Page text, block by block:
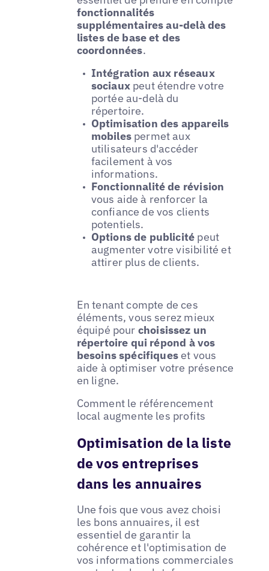
fonctionnalités
supplémentaires au-delà des
listes de base et des
coordonnées.
Intégration aux réseaux
sociauxpeut étendre votre
portée au-delà du
répertoire.
Optimisation des appareils
mobilespermet aux
utilisateurs d'accéder
facilement à vos
informations.
Fonctionnalité de révision
vous aide à renforcer la
confiance de vos clients
potentiels.
Options de publicité peut
augmenter votre visibilité et
attirer plus de clients.
En tenant compte de ces
éléments, vous serez mieux
équipé pour choisissez un
répertoire qui répond à vos
besoins spécifiques et vous
aide à optimiser votre présence
en ligne.
Comment le référencement
local augmente les profits
Optimisation de la liste
de vos entreprises
dans les annuaires
Une fois que vous avez choisi
les bons annuaires, il est
essentiel de garantir la
cohérence et l'optimisation de
vos informations commerciales